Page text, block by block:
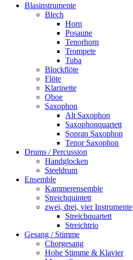
Blasinstrumente
Blech
Horn
Posaune
Tenorhorn
Trompete
Tuba
Blockflöte
Flöte
Klarinette
Oboe
Saxophon
Alt Saxophon
Saxophonquartett
Sopran Saxophon
Tenor Saxophon
Drums / Percussion
Handglocken
Steeldrum
Ensemble
Kammerensemble
Streichquintett
zwei, drei, vier Instrumente
Streichquartett
Streichtrio
Gesang / Stimme
Chorgesang
Hohe Stimme & Klavier